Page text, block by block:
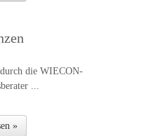
die WIECON-
...
»